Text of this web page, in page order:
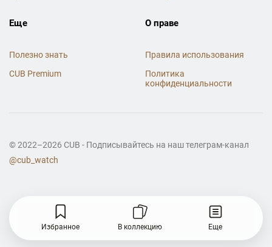
Избранное В коллекцию Еще
Еще
Полезно знать
CUB Premium
О праве
Правила использования
Политика
конфиденциальности
© 2022–2026 CUB - Подписывайтесь на наш телеграм-канал
@cub_watch